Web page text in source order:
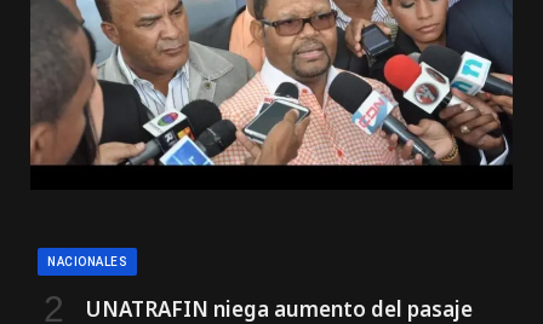
NACIONALES
UNATRAFIN niega aumento del pasaje